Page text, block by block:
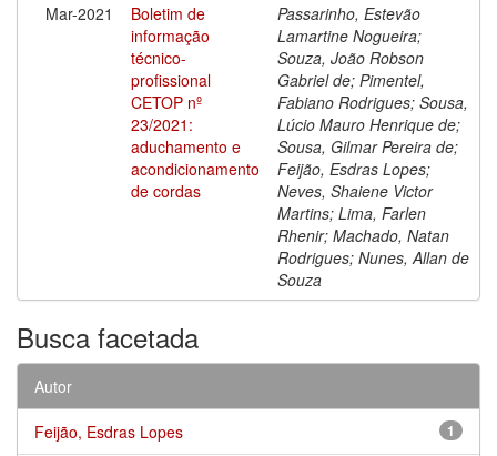
Mar-2021
Boletim de
informação
técnico-
profissional
CETOP nº
23/2021:
aduchamento e
acondicionamento
de cordas
Passarinho, Estevão
Lamartine Nogueira;
Souza, João Robson
Gabriel de; Pimentel,
Fabiano Rodrigues; Sousa,
Lúcio Mauro Henrique de;
Sousa, Gilmar Pereira de;
Feijão, Esdras Lopes;
Neves, Shaiene Victor
Martins; Lima, Farlen
Rhenir; Machado, Natan
Rodrigues; Nunes, Allan de
Souza
Busca facetada
Autor
1
Feijão, Esdras Lopes